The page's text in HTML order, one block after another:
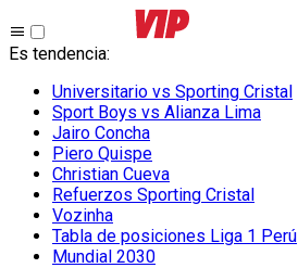
Es tendencia:
Universitario vs Sporting Cristal
Sport Boys vs Alianza Lima
Jairo Concha
Piero Quispe
Christian Cueva
Refuerzos Sporting Cristal
Vozinha
Tabla de posiciones Liga 1 Perú
Mundial 2030